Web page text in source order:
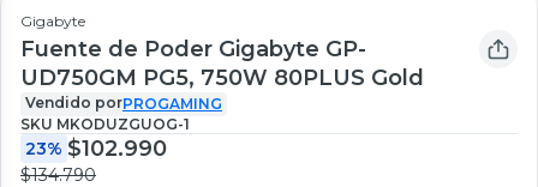
Gigabyte
Fuente de Poder Gigabyte GP-
UD750GM PG5, 750W 80PLUS Gold
Vendido porPROGAMING
SKU MKODUZGUOG-1
23% $102.990
$134.790